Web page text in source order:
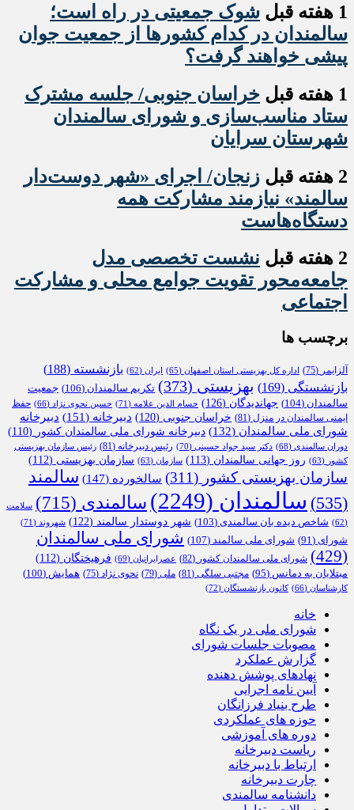
1 هفته قبل
شوک جمعیتی در راه است؛
سالمندان در کدام کشورها از جمعیت جوان
پیشی خواهند گرفت؟
1 هفته قبل
خراسان جنوبی/ جلسه مشترک
ستاد مناسب‌سازی و شورای سالمندان
شهرستان سرایان
2 هفته قبل
زنجان/ اجرای «شهر دوست‌دار
سالمند» نیازمند مشارکت همه
دستگاه‌هاست
2 هفته قبل
نشست تخصصی مدل
جامعه‌محور تقویت جوامع محلی و مشارکت
اجتماعی
برچسب ها
آلزایمر (75) اداره کل بهزیستی استان اصفهان (65) ایران (62) بازنشسته (188)
بازنشستگی (169) بهزیستی (373) تکریم سالمندان (106)
جمعیت
سالمندان (104) جهاندیدگان (126) حسام الدین علامه (71) حسین نحوی نژاد (66)
حفظ
ایمنی سالمندان در منزل (81) خراسان جنوبی (120) دبیرخانه (151)
دبیرخانه
شورای ملی سالمندان (132) دبیرخانه شورای ملی سالمندان کشور (110)
دوران سالمندی (68) دکتر سید جواد حسینی (70) رئیس دبیرخانه (81)
رئیس سازمان بهزیستی
کشور (63) روز جهانی سالمندان (113) سازمان (63) سازمان بهزیستی (112)
سازمان بهزیستی کشور (311) سالخورده (147)
سالمند
(535)
سالمندان (2249) سالمندی (715)
سلامت
(62)
شاخص دیده بان سالمندی (103) شهر دوستدار سالمند (122) شهروند (71)
شورای (91) شورای ملی سالمند (107)
شورای ملی سالمندان
(429)
شورای ملی سالمندان کشور (82) عصرایرانیان (69) فرهیختگان (112)
مبتلایان به دمانس (95) مجتبی سلگی (81) ملی (79) نحوی نژاد (75) همایش (100)
کارشناسان (66) کانون بازنشستگان (72)
خانه
شورای ملی در یک نگاه
مصوبات جلسات شورای
گزارش عملکرد
نهادهای پوشش دهنده
آیین نامه اجرایی
طرح بنیاد فرزانگان
حوزه های عملکردی
دوره های آموزشی
ریاست دبیرخانه
ارتباط با دبیرخانه
چارت دبیرخانه
دانشنامه سالمندی